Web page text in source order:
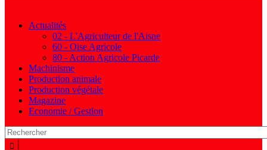
Actualités
02 - L'Agriculteur de l'Aisne
60 - Oise Agricole
80 - Action Agricole Picarde
Machinisme
Production animale
Production végétale
Magazine
Economie / Gestion